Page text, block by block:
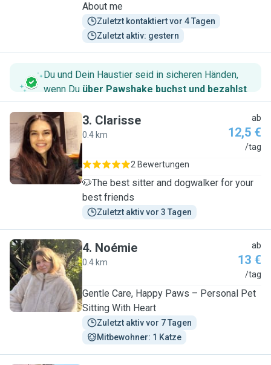
About me
Zuletzt kontaktiert vor 4 Tagen
Zuletzt aktiv: gestern
Du und Dein Haustier seid in sicheren Händen,
wenn Du über Pawshake buchst und bezahlst.
C
3. Clarisse
0.4 km
ab
12,5 €
/tag
2 Bewertungen
🐶The best sitter and dogwalker for your
best friends
Zuletzt aktiv vor 3 Tagen
N
4. Noémie
0.4 km
ab
13 €
/tag
Gentle Care, Happy Paws – Personal Pet
Sitting With Heart
Zuletzt aktiv vor 7 Tagen
Mitbewohner: 1 Katze